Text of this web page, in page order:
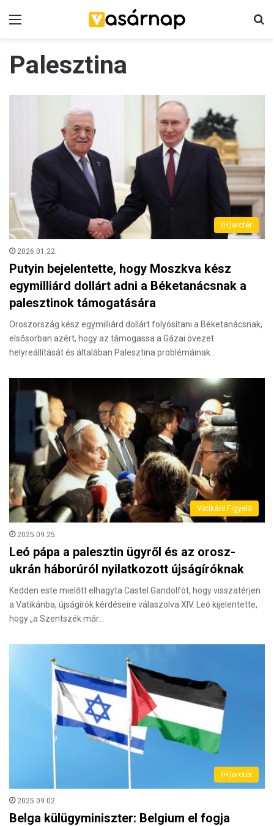
Palesztina
(H)arctér
2026.01.22.
Putyin bejelentette, hogy Moszkva kész
egymilliárd dollárt adni a Béketanácsnak a
palesztinok támogatására
Oroszország kész egymilliárd dollárt folyósítani a Béketanácsnak,
elsősorban azért, hogy az támogassa a Gázai övezet
helyreállítását és általában Palesztina problémáinak…
Vatikáni Figyelő
2025.09.25.
Leó pápa a palesztin ügyről és az orosz-
ukrán háborúról nyilatkozott újságíróknak
Kedden este mielőtt elhagyta Castel Gandolfót, hogy visszatérjen
a Vatikánba, újságírók kérdéseire válaszolva XIV. Leó kijelentette,
hogy „a Szentszék már…
(H)arctér
2025.09.02.
Belga külügyminiszter: Belgium el fogja